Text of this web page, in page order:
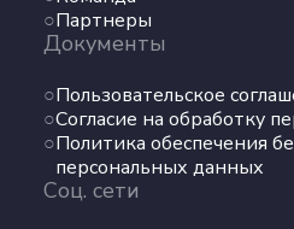
Партнеры
Документы
Пользовательское
Согласие на обработку
Политика обеспечения
персональных данных
Соц. сети
Партнеры
Пользовательское
Согласие на обработку
Политика обеспечения
персональных данных
сети